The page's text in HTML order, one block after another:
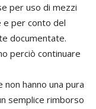
per uso di mezzi
e per conto del
documentate.
perciò continuare
non hanno una pura
semplice rimborso